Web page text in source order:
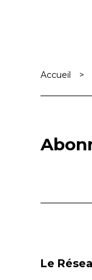
Accueil >
Le